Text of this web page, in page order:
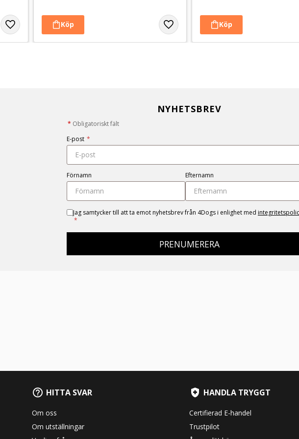
NYHETSBREV
* Obligatoriskt fält
E-post *
Förnamn Efternamn
Jag samtycker till att ta emot nyhetsbrev från 4Dogs i enlighet med
*
PRENUMERERA
HITTA SVAR
Om oss
Om utställningar
HANDLA TRYGGT
Certifierad E-handel
Trustpilot